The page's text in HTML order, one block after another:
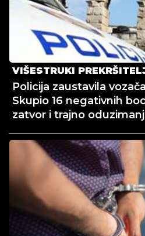
VIŠESTRUKI
Policija zaustavila
Skupio 16 negativnih
zatvor i trajno